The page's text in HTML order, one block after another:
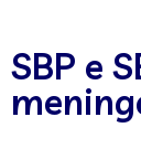
SBP e